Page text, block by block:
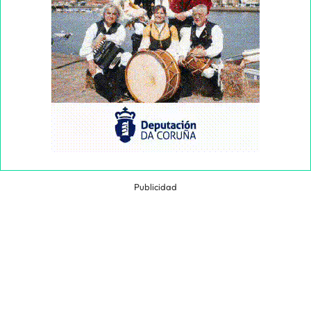
Publicidad